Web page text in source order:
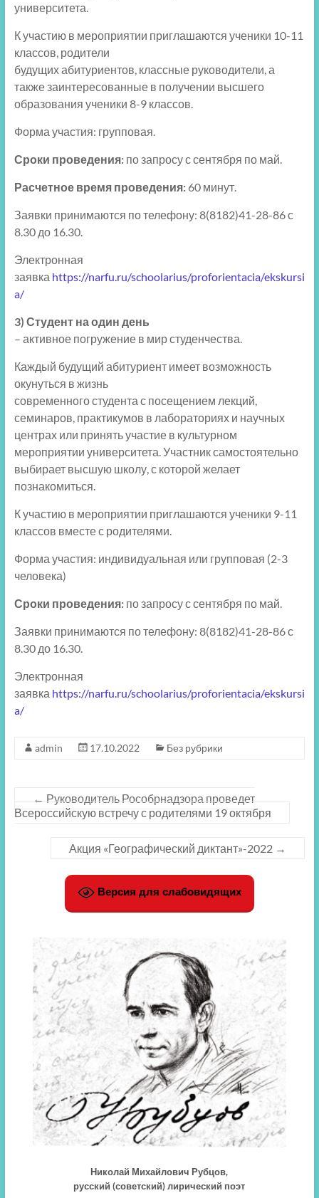
университета.
К участию в мероприятии приглашаются ученики 10-11
классов, родители
будущих абитуриентов, классные руководители, а
также заинтересованные в получении высшего
образования ученики 8-9 классов.
Форма участия: групповая.
Сроки проведения: по запросу с сентября по май.
Расчетное время проведения:60 минут.
Заявки принимаются по телефону: 8(8182)41-28-86 с
8.30 до 16.30.
Электронная
заявка https://narfu.ru/schoolarius/proforientacia/ekskursi
a/
3) Студент на один день
– активное погружение в мир студенчества.
Каждый будущий абитуриент имеет возможность
окунуться в жизнь
современного студента с посещением лекций,
семинаров, практикумов в лабораториях и научных
центрах или принять участие в культурном
мероприятии университета. Участник самостоятельно
выбирает высшую школу, с которой желает
познакомиться.
К участию в мероприятии приглашаются ученики 9-11
классов вместе с родителями.
Форма участия: индивидуальная или групповая (2-3
человека)
Сроки проведения: по запросу с сентября по май.
Заявки принимаются по телефону: 8(8182)41-28-86 с
8.30 до 16.30.
Электронная
заявка https://narfu.ru/schoolarius/proforientacia/ekskursi
a/
admin 17.10.2022 Без рубрики
← Руководитель Рособрнадзора проведет
Всероссийскую встречу с родителями 19 октября
Акция «Географический диктант»-2022 →
Версия для слабовидящих
Николай Михайлович Рубцов,
русский (советский) лирический поэт